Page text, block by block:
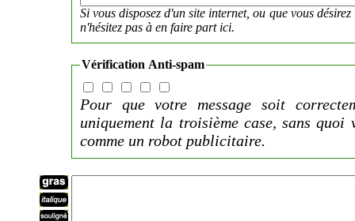
Si vous disposez d'un site internet, ou que vous
n'hésitez pas à en faire part ici.
Vérification Anti-spam
Pour que votre message soit
uniquement la troisième case, sans quoi
comme un robot publicitaire.